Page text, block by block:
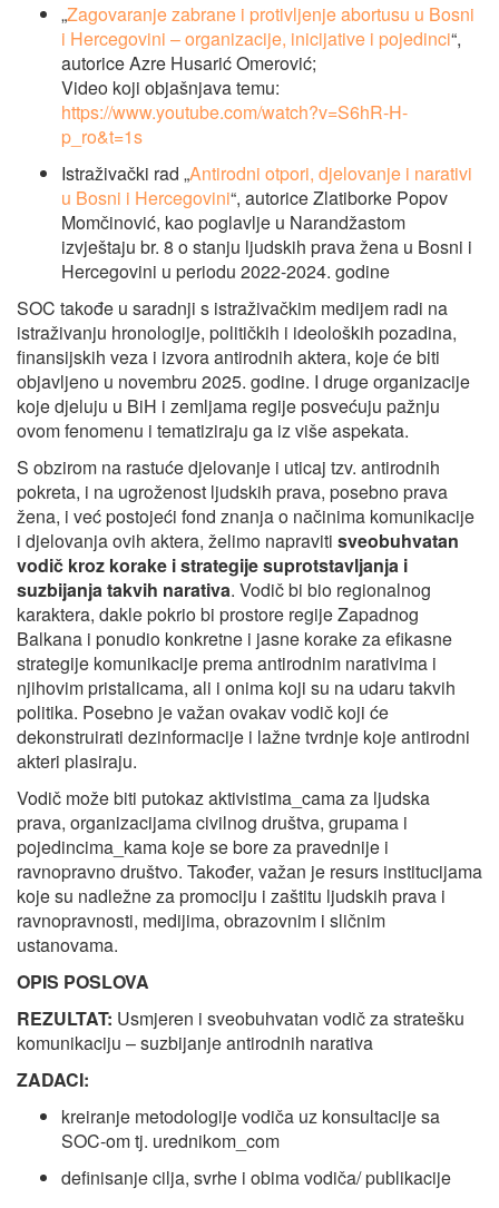
„Zagovaranje zabrane i protivljenje abortusu u Bosni
i Hercegovini – organizacije, inicijative i pojedinci“,
autorice Azre Husarić Omerović;
Video koji objašnjava temu:
https://www.youtube.com/watch?v=S6hR-H-
p_ro&t=1s
Istraživački rad „Antirodni otpori, djelovanje i narativi
u Bosni i Hercegovini“, autorice Zlatiborke Popov
Momčinović, kao poglavlje u Narandžastom
izvještaju br. 8 o stanju ljudskih prava žena u Bosni i
Hercegovini u periodu 2022-2024. godine
SOC takođe u saradnji s istraživačkim medijem radi na
istraživanju hronologije, političkih i ideoloških pozadina,
finansijskih veza i izvora antirodnih aktera, koje će biti
objavljeno u novembru 2025. godine. I druge organizacije
koje djeluju u BiH i zemljama regije posvećuju pažnju
ovom fenomenu i tematiziraju ga iz više aspekata.
S obzirom na rastuće djelovanje i uticaj tzv. antirodnih
pokreta, i na ugroženost ljudskih prava, posebno prava
žena, i već postojeći fond znanja o načinima komunikacije
i djelovanja ovih aktera, želimo napraviti sveobuhvatan
vodič kroz korake i strategije suprotstavljanja i
suzbijanja takvih narativa. Vodič bi bio regionalnog
karaktera, dakle pokrio bi prostore regije Zapadnog
Balkana i ponudio konkretne i jasne korake za efikasne
strategije komunikacije prema antirodnim narativima i
njihovim pristalicama, ali i onima koji su na udaru takvih
politika. Posebno je važan ovakav vodič koji će
dekonstruirati dezinformacije i lažne tvrdnje koje antirodni
akteri plasiraju.
Vodič može biti putokaz aktivistima_cama za ljudska
prava, organizacijama civilnog društva, grupama i
pojedincima_kama koje se bore za pravednije i
ravnopravno društvo. Također, važan je resurs institucijama
koje su nadležne za promociju i zaštitu ljudskih prava i
ravnopravnosti, medijima, obrazovnim i sličnim
ustanovama.
OPIS POSLOVA
REZULTAT: Usmjeren i sveobuhvatan vodič za stratešku
komunikaciju – suzbijanje antirodnih narativa
ZADACI:
kreiranje metodologije vodiča uz konsultacije sa
SOC-om tj. urednikom_com
definisanje cilja, svrhe i obima vodiča/ publikacije